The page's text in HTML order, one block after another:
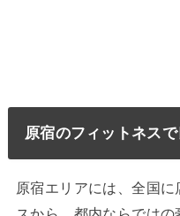
原宿のフィットネス
原宿エリアには、全国